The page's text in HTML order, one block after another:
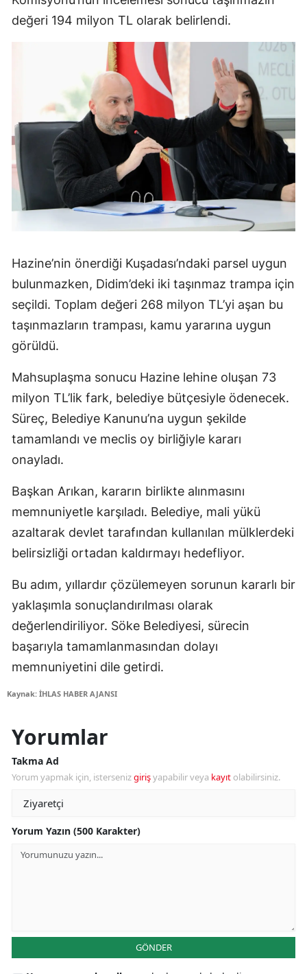
değeri 194 milyon TL olarak belirlendi.
Hazine’nin önerdiği Kuşadası’ndaki parsel uygun
bulunmazken, Didim’deki iki taşınmaz trampa için
seçildi. Toplam değeri 268 milyon TL’yi aşan bu
taşınmazların trampası, kamu yararına uygun
görüldü.
Mahsuplaşma sonucu Hazine lehine oluşan 73
milyon TL’lik fark, belediye bütçesiyle ödenecek.
Süreç, Belediye Kanunu’na uygun şekilde
tamamlandı ve meclis oy birliğiyle kararı
onayladı.
Başkan Arıkan, kararın birlikte alınmasını
memnuniyetle karşıladı. Belediye, mali yükü
azaltarak devlet tarafından kullanılan mülklerdeki
belirsizliği ortadan kaldırmayı hedefliyor.
Bu adım, yıllardır çözülemeyen sorunun kararlı bir
yaklaşımla sonuçlandırılması olarak
değerlendiriliyor. Söke Belediyesi, sürecin
başarıyla tamamlanmasından dolayı
memnuniyetini dile getirdi.
Kaynak: İHLAS HABER AJANSI
Yorumlar
Takma Ad
Yorum yapmak için, istersenizgirişyapabilir veya kayıt olabilirsiniz.
Yorum Yazın (500 Karakter)
GÖNDER